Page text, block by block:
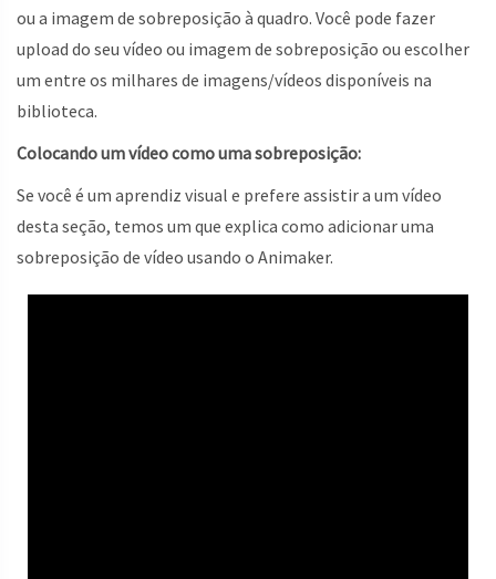
ou a imagem de sobreposição à quadro. Você pode fazer
upload do seu vídeo ou imagem de sobreposição ou escolher
um entre os milhares de imagens/vídeos disponíveis na
biblioteca.
Colocando um vídeo como uma sobreposição:
Se você é um aprendiz visual e prefere assistir a um vídeo
desta seção, temos um que explica como adicionar uma
sobreposição de vídeo usando o Animaker.